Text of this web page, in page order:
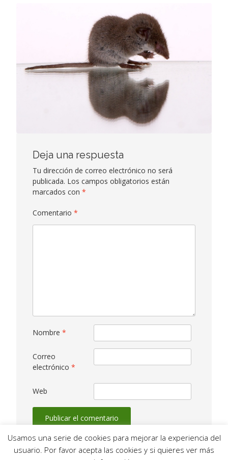
Deja una respuesta
Tu dirección de correo electrónico no será
publicada. Los campos obligatorios están
marcados con *
Comentario *
Nombre *
Correo
electrónico *
Web
Usamos una serie de cookies para mejorar la experiencia del
usuario. Por favor acepta las cookies y si quieres ver más